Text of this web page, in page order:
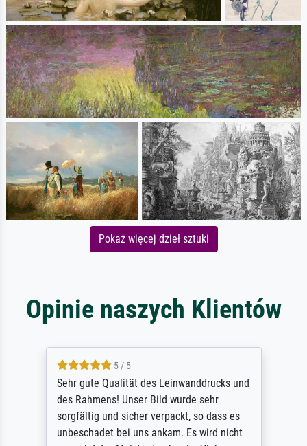
Pokaż więcej dzieł sztuki
Opinie naszych Klientów
5 / 5
Sehr gute Qualität des Leinwanddrucks und
des Rahmens! Unser Bild wurde sehr
sorgfältig und sicher verpackt, so dass es
unbeschadet bei uns ankam. Es wird nicht